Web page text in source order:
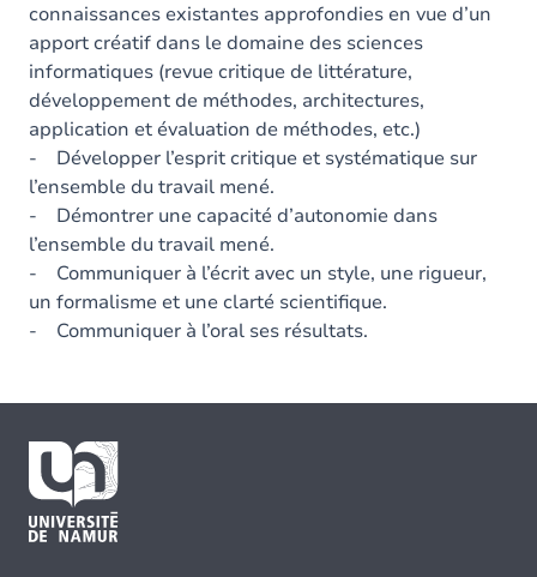
connaissances existantes approfondies en vue d’un
apport créatif dans le domaine des sciences
informatiques (revue critique de littérature,
développement de méthodes, architectures,
application et évaluation de méthodes, etc.)
- Développer l’esprit critique et systématique sur
l’ensemble du travail mené.
- Démontrer une capacité d’autonomie dans
l’ensemble du travail mené.
- Communiquer à l’écrit avec un style, une rigueur,
un formalisme et une clarté scientifique.
- Communiquer à l’oral ses résultats.